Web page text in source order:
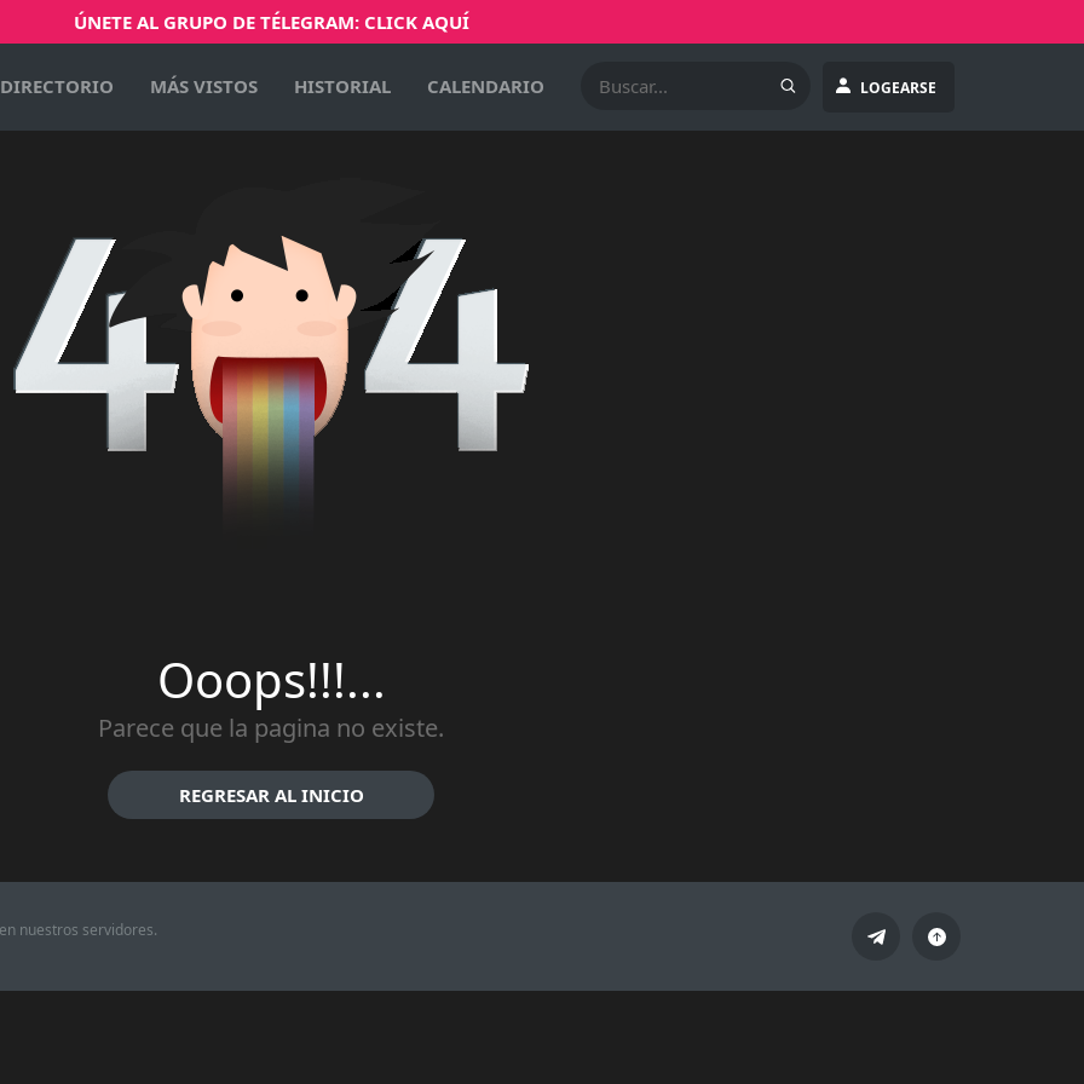
ÚNETE AL GRUPO DE TÉLEGRAM: CLICK AQUÍ
LOGEARSE
DIRECTORIO MÁS VISTOS HISTORIAL CALENDARIO
Ooops!!!...
Parece que la pagina no existe.
REGRESAR AL INICIO
nuestros servidores.